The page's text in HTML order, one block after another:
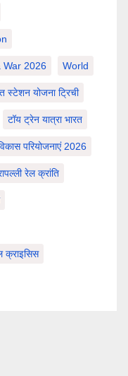
War 2026 World
स्टेशन योजना ट्रिची
टॉय ट्रेन यात्रा भारत
परियोजनाएं 2026
रेल क्रांति
क्राइसिस